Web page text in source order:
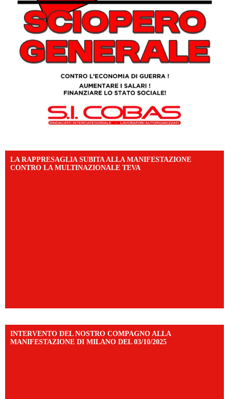
LA RAPPRESAGLIA SUBITA ALLA MANIFESTAZIONE
CONTRO LA MULTINAZIONALE TEVA
INTERVENTO DEL NOSTRO COMPAGNO ALLA
MANIFESTAZIONE DI MILANO DEL 03/10/2025